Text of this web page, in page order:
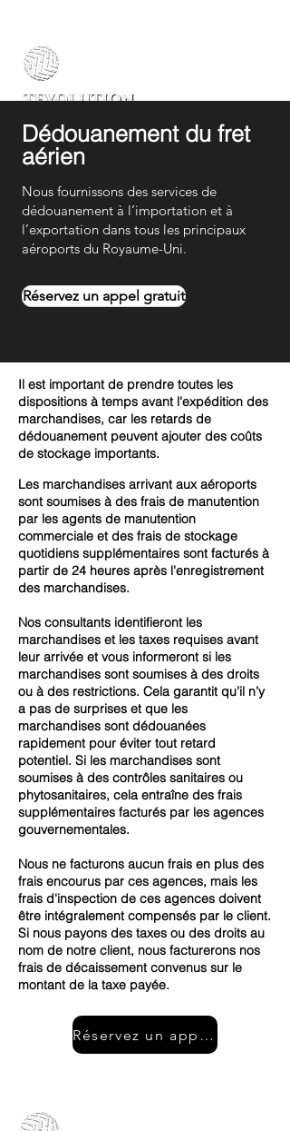
Dédouanement du fret
aérien
Nous fournissons des services de
dédouanement à l’importation et à
l’exportation dans tous les principaux
aéroports du Royaume-Uni.
Réservez un appel gratuit
Il est important de prendre toutes les
dispositions à temps avant l'expédition des
marchandises, car les retards de
dédouanement peuvent ajouter des coûts
de stockage importants.
Les marchandises arrivant aux aéroports
sont soumises à des frais de manutention
par les agents de manutention
commerciale et des frais de stockage
quotidiens supplémentaires sont facturés à
partir de 24 heures après l'enregistrement
des marchandises.
Nos consultants identifieront les
marchandises et les taxes requises avant
leur arrivée et vous informeront si les
marchandises sont soumises à des droits
ou à des restrictions. Cela garantit qu’il n’y
a pas de surprises et que les
marchandises sont dédouanées
rapidement pour éviter tout retard
potentiel. Si les marchandises sont
soumises à des contrôles sanitaires ou
phytosanitaires, cela entraîne des frais
supplémentaires facturés par les agences
gouvernementales.
Nous ne facturons aucun frais en plus des
frais encourus par ces agences, mais les
frais d'inspection de ces agences doivent
être intégralement compensés par le client.
Si nous payons des taxes ou des droits au
nom de notre client, nous facturerons nos
frais de décaissement convenus sur le
montant de la taxe payée.
Réservez un appel gratuit